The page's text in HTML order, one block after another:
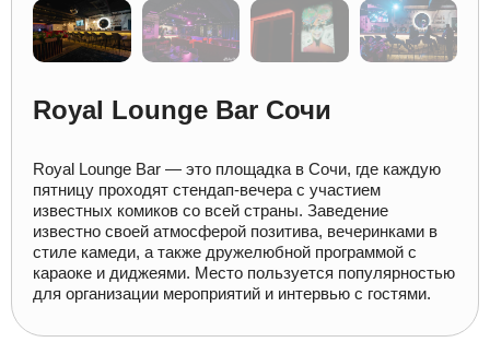
Royal Lounge Bar Сочи
Royal Lounge Bar — это площадка в Сочи, где каждую
пятницу проходят стендап-вечера с участием
известных комиков со всей страны. Заведение
известно своей атмосферой позитива, вечеринками в
стиле камеди, а также дружелюбной программой с
караоке и диджеями. Место пользуется популярностью
для организации мероприятий и интервью с гостями.